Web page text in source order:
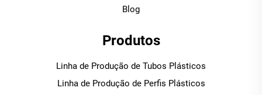
Blog
Produtos
Linha de Produção de Tubos Plásticos
Linha de Produção de Perfis Plásticos